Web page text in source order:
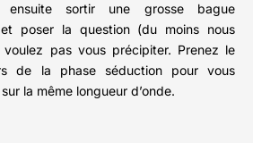
ensuite sortir une grosse bague
poser la question (du moins nous
voulez pas vous précipiter. Prenez le
de la phase séduction pour vous
la même longueur d’onde.